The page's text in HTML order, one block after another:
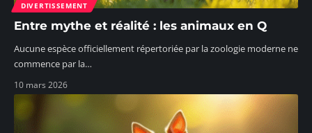
DIVERTISSEMENT
Entre mythe et réalité : les animaux en Q
Aucune espèce officiellement répertoriée par la zoologie moderne ne
commence par la…
10 mars 2026